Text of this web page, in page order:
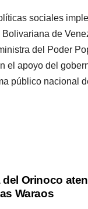
sociales
de
del Poder
el apoyo del
público nacional
Orinoco
Waraos